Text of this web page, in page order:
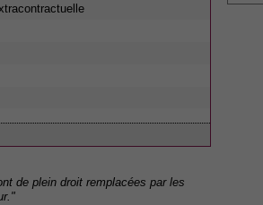
de plein droit remplacées par les